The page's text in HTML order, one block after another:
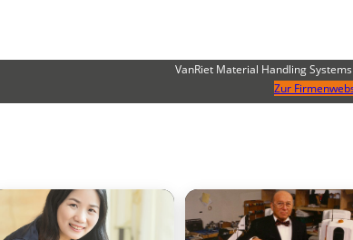
VanRiet Material Handling Systems
Zur